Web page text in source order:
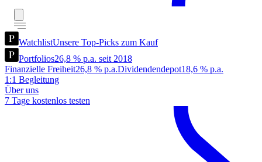
WatchlistUnsere Top-Picks zum Kauf
Portfolios26,8 % p.a. seit 2018
Finanzielle Freiheit26,8 % p.a.Dividendendepot18,6 % p.a.
1:1 Begleitung
Über uns
7 Tage kostenlos testen